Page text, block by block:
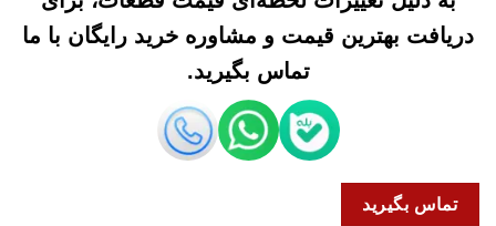
دریافت بهترین قیمت و مشاوره خرید رایگان با ما
تماس بگیرید.
تماس بگیرید